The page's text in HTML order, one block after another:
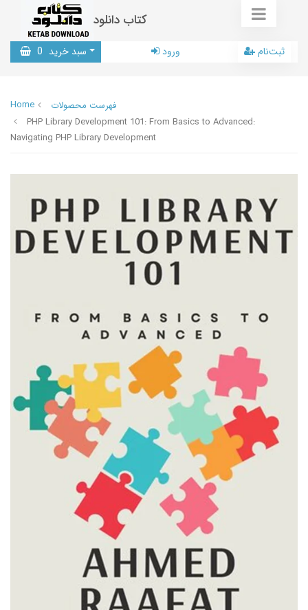
کتاب دانلود
سبد خرید 0 ورود ثبت‌نام
Home
فهرست محصولات
PHP Library Development 101: From Basics to Advanced:
Navigating PHP Library Development